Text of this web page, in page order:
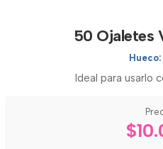
50 Ojaletes
Ideal para usarlo